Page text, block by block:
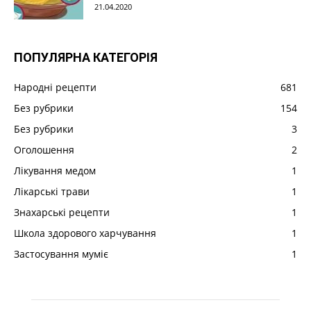
21.04.2020
ПОПУЛЯРНА КАТЕГОРІЯ
Народні рецепти
681
Без рубрики
154
Без рубрики
3
Оголошення
2
Лікування медом
1
Лікарські трави
1
Знахарські рецепти
1
Школа здорового харчування
1
Застосування муміє
1